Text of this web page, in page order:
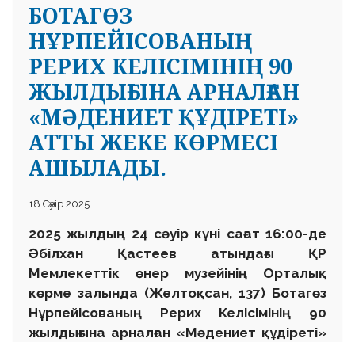
БОТАГӨЗ
НҰРПЕЙІСОВАНЫҢ
РЕРИХ КЕЛІСІМІНІҢ 90
ЖЫЛДЫҒЫНА АРНАЛҒАН
«МӘДЕНИЕТ ҚҰДІРЕТІ»
АТТЫ ЖЕКЕ КӨРМЕСІ
АШЫЛАДЫ.
18 Сәуір 2025
2025 жылдың 24 сәуір күні сағат 16:00-де
Әбілхан Қастеев атындағы ҚР
Мемлекеттік өнер музейінің Орталық
көрме залында (Желтоқсан, 137) Ботагөз
Нұрпейісованың Рерих Келісімінің 90
жылдығына арналған «Мәдениет құдіреті»